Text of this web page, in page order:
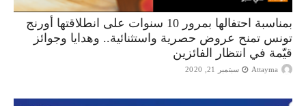
بمناسبة احتفالها بمرور 10 سنوات على انطلاقتها أورنج
تونس تمنح عروض حصرية واستثنائية.. وهدايا وجوائز
قيّمة في انتظار الفائزين
Attayma سبتمبر 21, 2020